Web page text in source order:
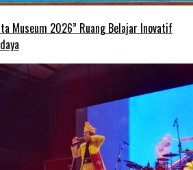
Museum 2026” Ruang Belajar Inovatif